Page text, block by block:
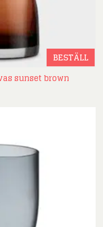
BESTÄLL
sunset brown